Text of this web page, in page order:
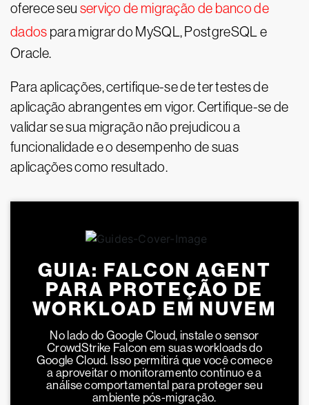
oferece seu serviço de migração de banco de
dados para migrar do MySQL, PostgreSQL e
Oracle.
Para aplicações, certifique-se de ter testes de
aplicação abrangentes em vigor. Certifique-se de
validar se sua migração não prejudicou a
funcionalidade e o desempenho de suas
aplicações como resultado.
GUIA: FALCON AGENT
PARA PROTEÇÃO DE
WORKLOAD EM NUVEM
No lado do Google Cloud, instale o sensor
CrowdStrike Falcon em suas workloads do
Google Cloud. Isso permitirá que você comece
a aproveitar o monitoramento contínuo e a
análise comportamental para proteger seu
ambiente pós-migração.